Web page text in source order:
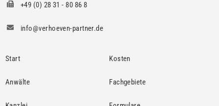
+49 (0) 28 31 - 80 86 8
info@verhoeven-partner.de
Start Kosten
Anwälte Fachgebiete